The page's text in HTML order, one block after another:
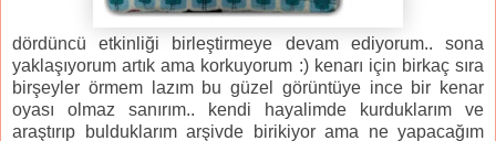
dördüncü etkinliği birleştirmeye devam ediyorum.. sona
yaklaşıyorum artık ama korkuyorum :) kenarı için birkaç sıra
birşeyler örmem lazım bu güzel görüntüye ince bir kenar
oyası olmaz sanırım.. kendi hayalimde kurduklarım ve
araştırıp bulduklarım arşivde birikiyor ama ne yapacağım